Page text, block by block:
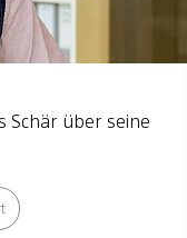
Schär über seine